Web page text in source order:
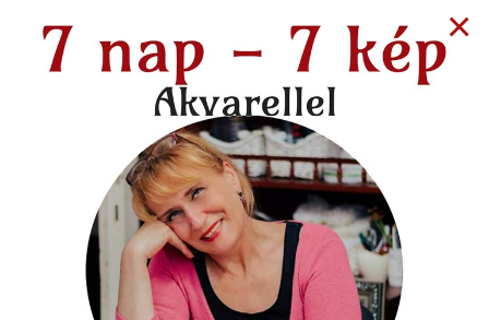
9 years ago
Életrevalók - egy
motivációs film...ja,
nem!!...valami jóval több
annál
×